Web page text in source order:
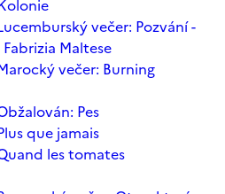
večer: Pozvání -
Maltese
večer: Burning
Pes
que jamais
les tomates